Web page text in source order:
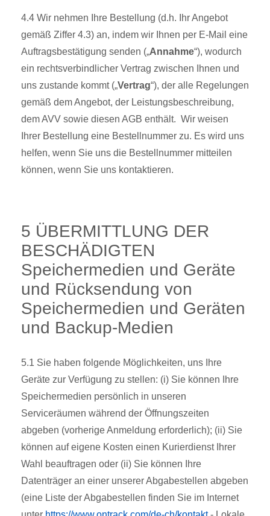
4.4 Wir nehmen Ihre Bestellung (d.h. Ihr Angebot
gemäß Ziffer 4.3) an, indem wir Ihnen per E-Mail eine
Auftragsbestätigung senden („Annahme“), wodurch
ein rechtsverbindlicher Vertrag zwischen Ihnen und
uns zustande kommt („Vertrag“), der alle Regelungen
gemäß dem Angebot, der Leistungsbeschreibung,
dem AVV sowie diesen AGB enthält. Wir weisen
Ihrer Bestellung eine Bestellnummer zu. Es wird uns
helfen, wenn Sie uns die Bestellnummer mitteilen
können, wenn Sie uns kontaktieren.
5 ÜBERMITTLUNG DER
BESCHÄDIGTEN
Speichermedien und Geräte
und Rücksendung von
Speichermedien und Geräten
und Backup-Medien
5.1 Sie haben folgende Möglichkeiten, uns Ihre
Geräte zur Verfügung zu stellen: (i) Sie können Ihre
Speichermedien persönlich in unseren
Serviceräumen während der Öffnungszeiten
abgeben (vorherige Anmeldung erforderlich); (ii) Sie
können auf eigene Kosten einen Kurierdienst Ihrer
Wahl beauftragen oder (ii) Sie können Ihre
Datenträger an einer unserer Abgabestellen abgeben
(eine Liste der Abgabestellen finden Sie im Internet